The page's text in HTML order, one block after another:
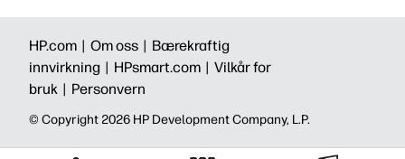
HP.com | Om oss | Bærekraftig
innvirkning | HPsmart.com | Vilkår for
bruk | Personvern
© Copyright 2026 HP Development Company, L.P.